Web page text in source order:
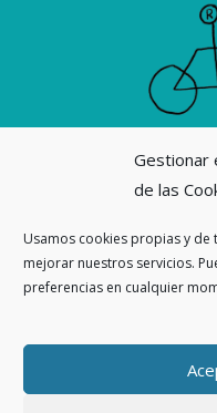
Gestionar
de las
Usamos cookies propias y
mejorar nuestros servicios.
preferencias en cualquier
Suscribirme a la revista La
Nuestras revistas
Ahora también enThreads